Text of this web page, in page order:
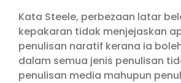
Kata Steele, perbezaan latar
kepakaran tidak menjejaskan
penulisan naratif kerana ia
dalam semua jenis penulisan
penulisan media mahupun